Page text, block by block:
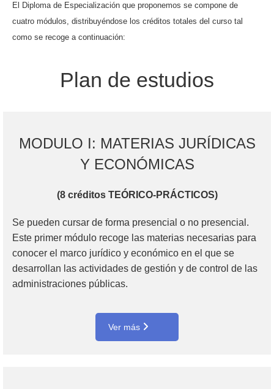
El Diploma de Especialización que proponemos se compone de
cuatro módulos, distribuyéndose los créditos totales del curso tal
como se recoge a continuación:
Plan de estudios
MODULO I: MATERIAS JURÍDICAS
Y ECONÓMICAS
(8 créditos TEÓRICO-PRÁCTICOS)
Se pueden cursar de forma presencial o no presencial.
Este primer módulo recoge las materias necesarias para
conocer el marco jurídico y económico en el que se
desarrollan las actividades de gestión y de control de las
administraciones públicas.
Ver más